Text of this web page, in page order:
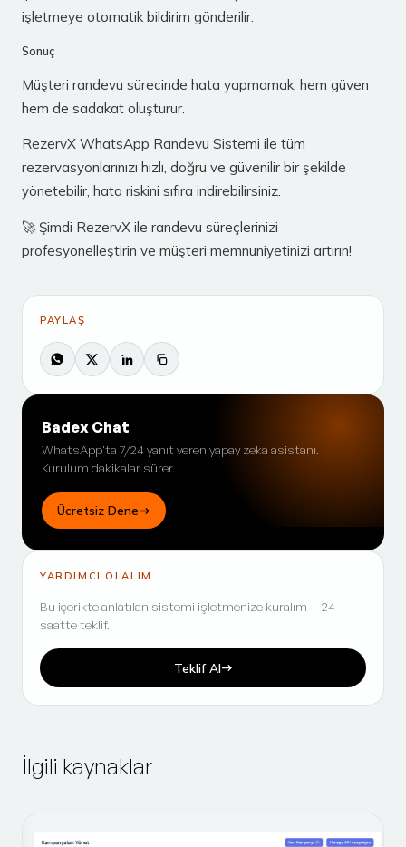
işletmeye otomatik bildirim gönderilir.
Sonuç
Müşteri randevu sürecinde hata yapmamak, hem güven
hem de sadakat oluşturur.
RezervX WhatsApp Randevu Sistemi ile tüm
rezervasyonlarınızı hızlı, doğru ve güvenilir bir şekilde
yönetebilir, hata riskini sıfıra indirebilirsiniz.
🚀 Şimdi RezervX ile randevu süreçlerinizi
profesyonelleştirin ve müşteri memnuniyetinizi artırın!
PAYLAŞ
Badex Chat
WhatsApp'ta 7/24 yanıt veren yapay zeka asistanı.
Kurulum dakikalar sürer.
Ücretsiz Dene
YARDIMCI OLALIM
Bu içerikte anlatılan sistemi işletmenize kuralım — 24
saatte teklif.
Teklif Al
İlgili kaynaklar